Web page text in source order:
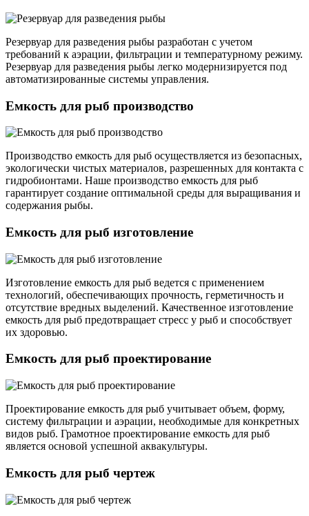
Резервуар для разведения рыбы разработан с учетом
требований к аэрации, фильтрации и температурному режиму.
Резервуар для разведения рыбы легко модернизируется под
автоматизированные системы управления.
Емкость для рыб производство
Производство емкость для рыб осуществляется из безопасных,
экологически чистых материалов, разрешенных для контакта с
гидробионтами. Наше производство емкость для рыб
гарантирует создание оптимальной среды для выращивания и
содержания рыбы.
Емкость для рыб изготовление
Изготовление емкость для рыб ведется с применением
технологий, обеспечивающих прочность, герметичность и
отсутствие вредных выделений. Качественное изготовление
емкость для рыб предотвращает стресс у рыб и способствует
их здоровью.
Емкость для рыб проектирование
Проектирование емкость для рыб учитывает объем, форму,
систему фильтрации и аэрации, необходимые для конкретных
видов рыб. Грамотное проектирование емкость для рыб
является основой успешной аквакультуры.
Емкость для рыб чертеж